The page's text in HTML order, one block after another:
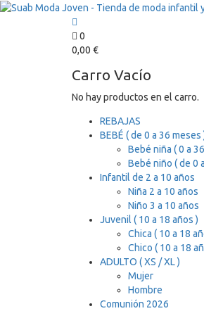
0
0,00 €
Carro Vacío
No hay productos en el carro.
REBAJAS
BEBÉ ( de 0 a 36 meses
Bebé niña ( 0 a
Bebé niño ( de 0
Infantil de 2 a 10 años
Niña 2 a 10 años
Niño 3 a 10 años
Juvenil ( 10 a 18 años )
Chica ( 10 a 18
Chico ( 10 a 18
ADULTO ( XS / XL )
Mujer
Hombre
Comunión 2026